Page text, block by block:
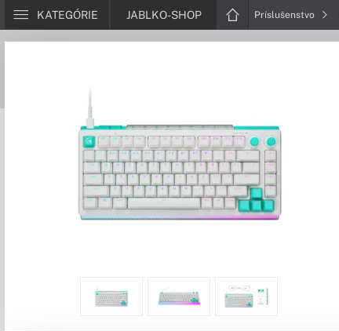
KATEGÓRIE JABLKO-SHOP Príslušenstvo